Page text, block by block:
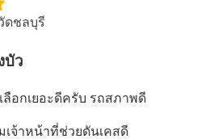
ดชลบุรี
บัว
ลือกเยอะดีครับ รถสภาพดี
เจ้าหน้าที่ช่วยดันเคสดี